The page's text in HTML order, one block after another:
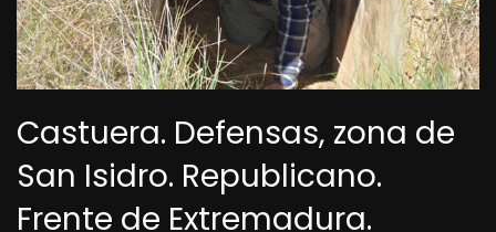
Castuera. Defensas, zona de
San Isidro. Republicano.
Frente de Extremadura.